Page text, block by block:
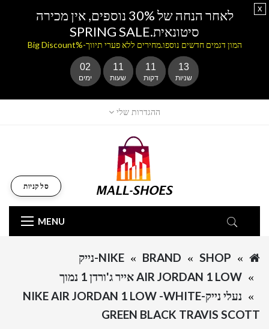
ההגדרות שלי
MENU
סל קניות
SHOP
BRAND
NIKE-נייק
AIR JORDAN 1 LOW אייר ג'ורדן 1 נמוך
נעלי נייק-NIKE AIR JORDAN 1 LOW -WHITE
GREEN BLACK TRAVIS SCOTT
לאחר הנחה של 30% נוספים, אין מכירה
סיטונאית.SPRING SALE
המון דגמים חדשים נוספו.מחירים ללא פערי תיווך-%Big Discount
02
ימים
11
שעות
11
דקות
13
שניות
x